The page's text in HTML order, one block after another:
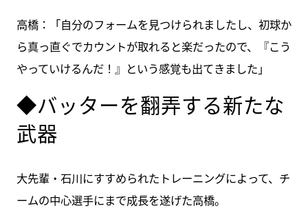
高橋：「自分のフォームを見つけられましたし、初球か
ら真っ直ぐでカウントが取れると楽だったので、『こう
やっていけるんだ！』という感覚も出てきました」
◆バッターを翻弄する新たな
武器
大先輩・石川にすすめられたトレーニングによって、チ
ームの中心選手にまで成長を遂げた高橋。